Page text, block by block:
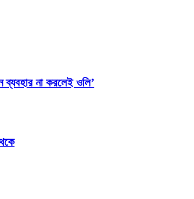
না করলেই ওলি’